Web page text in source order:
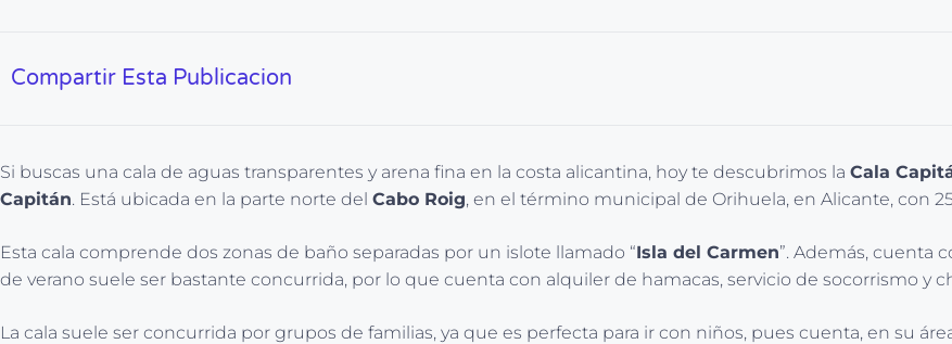
Compartir Esta Publicacion
Si buscas una cala de aguas transparentes y arena fina en la costa alicantina, hoy te descubrimos la Cala
Capitán. Está ubicada en la parte norte del Cabo Roig, en el término municipal de Orihuela, en Alicante, con
Esta cala comprende dos zonas de baño separadas por un islote llamado “Isla del Carmen”. Además, cuenta
de verano suele ser bastante concurrida, por lo que cuenta con alquiler de hamacas, servicio de socorrismo y
La cala suele ser concurrida por grupos de familias, ya que es perfecta para ir con niños, pues cuenta, en su